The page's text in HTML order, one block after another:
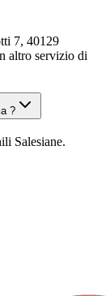
7, 40129
altro servizio di
?
Salesiane.